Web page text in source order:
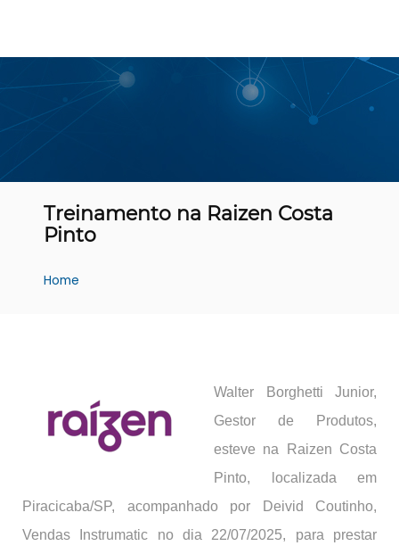
Treinamento na Raizen Costa
Pinto
Home
Walter Borghetti Junior,
Gestor de Produtos,
esteve na Raizen Costa
Pinto, localizada em
Piracicaba/SP, acompanhado por Deivid Coutinho,
Vendas Instrumatic no dia 22/07/2025, para prestar